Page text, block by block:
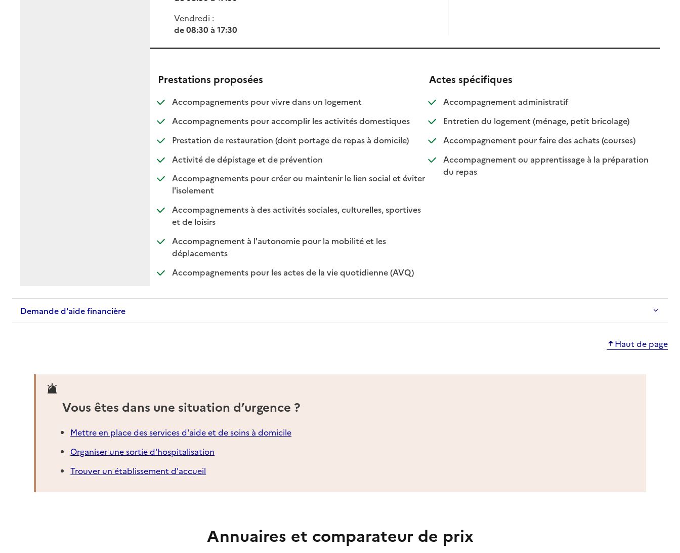
Vendredi :
de 08:30 à 17:30
Prestations proposées
Accompagnements pour vivre dans un logement: disponible
: non disponible
Accompagnements pour accomplir les activités domestiques: disponible
: non disponible
Prestation de restauration (dont portage de repas à domicile): disponible
: non disponible
Activité de dépistage et de prévention: disponible
: non disponible
Accompagnements pour créer ou maintenir le lien social et éviter
l'isolement: disponible
: non disponible
Accompagnements à des activités sociales, culturelles, sportives
et de loisirs: disponible
: non disponible
Accompagnement à l'autonomie pour la mobilité et les
déplacements: disponible
: non disponible
Accompagnements pour les actes de la vie quotidienne (AVQ): disponible
: non disponible
Actes spécifiques
Accompagnement administratif: disponible
: non disponible
Entretien du logement (ménage, petit bricolage): disponible
: non disponible
Accompagnement pour faire des achats (courses): disponible
: non
Accompagnement ou apprentissage à la préparation
du repas: disponible
: non disponible
Demande d'aide financière
Haut de page
Vous êtes dans une situation d’urgence ?
Mettre en place des services d'aide et de soins à domicile
Organiser une sortie d'hospitalisation
Trouver un établissement d'accueil
Annuaires et comparateur de prix